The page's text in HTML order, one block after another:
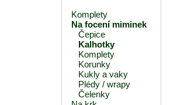
Komplety
Na focení miminek
Čepice
Kalhotky
Komplety
Korunky
Kukly a vaky
Plédy / wrapy
Čelenky